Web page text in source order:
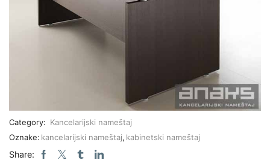
Category: Kancelarijski nameštaj
Oznake: kancelarijski nameštaj, kabinetski nameštaj
Share: